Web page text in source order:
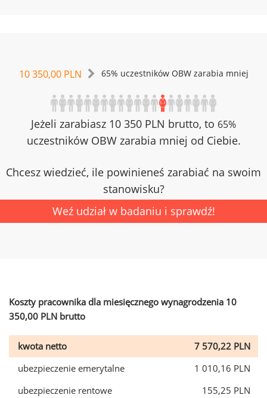
10 350,00 PLN 65% uczestników OBW zarabia mniej
Jeżeli zarabiasz 10 350 PLN brutto, to 65%
uczestników OBW zarabia mniej od Ciebie.
Chcesz wiedzieć, ile powinieneś zarabiać na swoim
stanowisku?
Weź udział w badaniu i sprawdź!
Koszty pracownika dla miesięcznego wynagrodzenia 10
350,00 PLN brutto
kwota netto
7 570,22 PLN
ubezpieczenie emerytalne
1 010,16 PLN
ubezpieczenie rentowe
155,25 PLN